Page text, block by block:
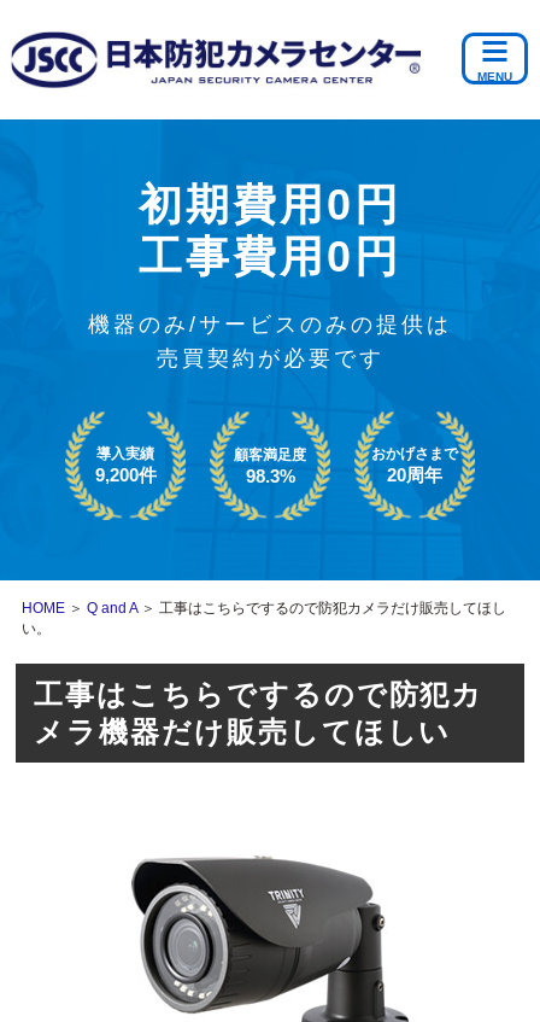
初期費用0円
工事費用0円
機器のみ/サービスのみの提供は
売買契約が必要です
導入実績
9,200件
顧客満足度
98.3%
おかげさまで
20周年
HOME ＞Q and A＞ 工事はこちらでするので防犯カメラだけ販売してほし
い。
工事はこちらでするので防犯カ
メラ機器だけ販売してほしい